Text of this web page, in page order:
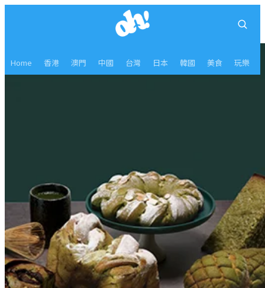
Home 香港 澳門 中國 台灣 日本 韓國 美食 玩樂